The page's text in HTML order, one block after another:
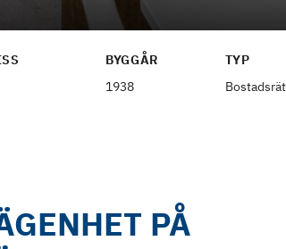
BYGGÅR
1938
TYP
PÅ